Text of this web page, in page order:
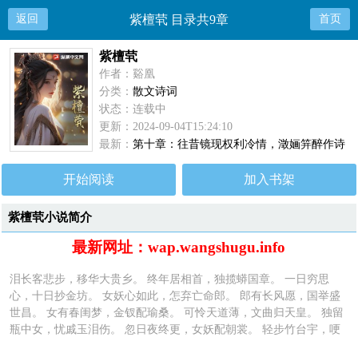
返回 紫檀茕 目录共9章 首页
紫檀茕
作者：谿凰
分类：散文诗词
状态：连载中
更新：2024-09-04T15:24:10
最新：第十章：往昔镜现权利冷情，澂婳笄醉作诗
自
开始阅读 加入书架
紫檀茕小说简介
最新网址：wap.wangshugu.info
泪长客悲步，移华大贵乡。 终年居相首，独揽蟒国章。 一日穷思
心，十日抄金坊。 女妖心如此，怎弃亡命郎。 郎有长风愿，国举盛
世昌。 女有春闺梦，金钗配瑜桑。 可怜天道薄，文曲归天皇。 独留
瓶中女，忧戚玉泪伤。 忽日夜终更，女妖配朝裳。 轻步竹台宇，哽